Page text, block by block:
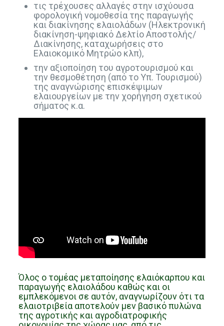
τις τρέχουσες αλλαγές στην ισχύουσα
φορολογική νομοθεσία της παραγωγής
και διακίνησης ελαιολάδων (Ηλεκτρονική
διακίνηση-ψηφιακό Δελτίο Αποστολής/
Διακίνησης, καταχωρήσεις στο
Ελαιοκομικό Μητρώο κλπ),
την αξιοποίηση του αγροτουρισμού και
την θεσμοθέτηση (από το Υπ. Τουρισμού)
της αναγνώρισης επισκέψιμων
ελαιουργείων με την χορήγηση σχετικού
σήματος κ.α.
Όλος ο τομέας μεταποίησης ελαιόκαρπου και
παραγωγής ελαιολάδου καθώς και οι
εμπλεκόμενοι σε αυτόν, αναγνωρίζουν ότι τα
ελαιοτριβεία αποτελούν μεν βασικό πυλώνα
της αγροτικής και αγροδιατροφικής